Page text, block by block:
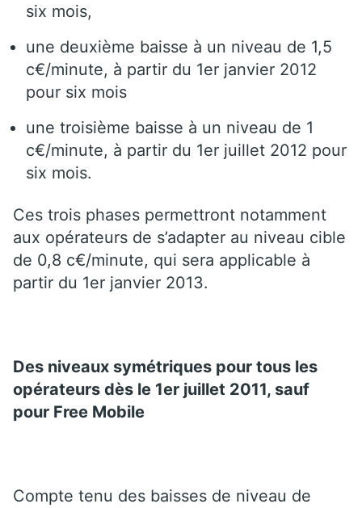
six mois,
une deuxième baisse à un niveau de 1,5
c€/minute, à partir du 1er janvier 2012
pour six mois
une troisième baisse à un niveau de 1
c€/minute, à partir du 1er juillet 2012 pour
six mois.
Ces trois phases permettront notamment
aux opérateurs de s’adapter au niveau cible
de 0,8 c€/minute, qui sera applicable à
partir du 1er janvier 2013.
Des niveaux symétriques pour tous les
opérateurs dès le 1er juillet 2011, sauf
pour Free Mobile
Compte tenu des baisses de niveau de